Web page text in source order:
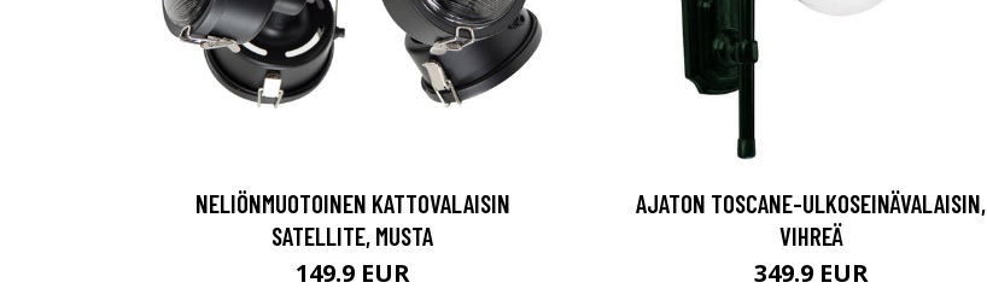
NELIÖNMUOTOINEN KATTOVALAISIN
SATELLITE, MUSTA
149.9 EUR
AJATON TOSCANE-ULKOSEINÄVALAISIN,
VIHREÄ
349.9 EUR